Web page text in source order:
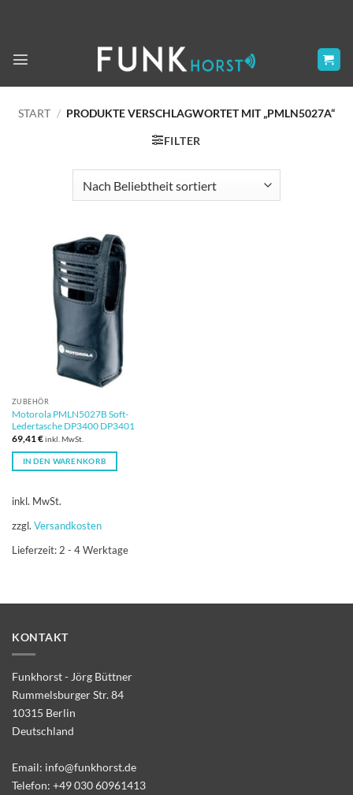
START / PRODUKTE VERSCHLAGWORTET MIT „PMLN5027A“
FILTER
ZUBEHÖR
Motorola PMLN5027B Soft-
Ledertasche DP3400 DP3401
69,41 €inkl. MwSt.
IN DEN WARENKORB
inkl. MwSt.
zzgl. Versandkosten
Lieferzeit:2 - 4 Werktage
KONTAKT
Funkhorst - Jörg Büttner
Rummelsburger Str. 84
10315 Berlin
Deutschland
Email: info@funkhorst.de
Telefon: +49 030 60961413